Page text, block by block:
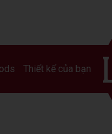
Thiết kế của bạn